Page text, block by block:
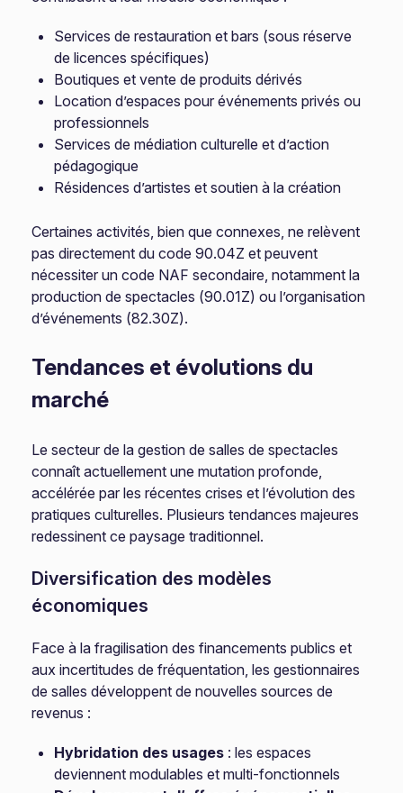
Services de restauration et bars (sous réserve
de licences spécifiques)
Boutiques et vente de produits dérivés
Location d’espaces pour événements privés ou
professionnels
Services de médiation culturelle et d’action
pédagogique
Résidences d’artistes et soutien à la création
Certaines activités, bien que connexes, ne relèvent
pas directement du code 90.04Z et peuvent
nécessiter un code NAF secondaire, notamment la
production de spectacles (90.01Z) ou l’organisation
d’événements (82.30Z).
Tendances et évolutions du
marché
Le secteur de la gestion de salles de spectacles
connaît actuellement une mutation profonde,
accélérée par les récentes crises et l’évolution des
pratiques culturelles. Plusieurs tendances majeures
redessinent ce paysage traditionnel.
Diversification des modèles
économiques
Face à la fragilisation des financements publics et
aux incertitudes de fréquentation, les gestionnaires
de salles développent de nouvelles sources de
revenus :
Hybridation des usages : les espaces
deviennent modulables et multi-fonctionnels